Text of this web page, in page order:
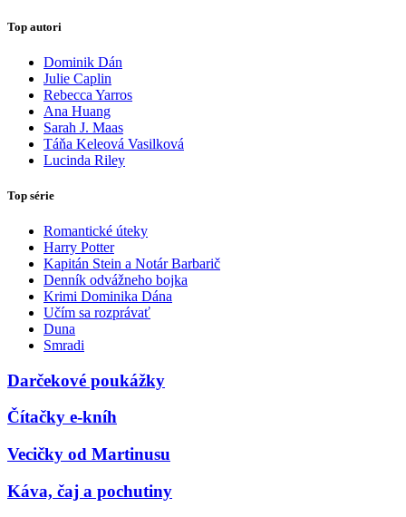
Top autori
Dominik Dán
Julie Caplin
Rebecca Yarros
Ana Huang
Sarah J. Maas
Táňa Keleová Vasilková
Lucinda Riley
Top série
Romantické úteky
Harry Potter
Kapitán Stein a Notár Barbarič
Denník odvážneho bojka
Krimi Dominika Dána
Učím sa rozprávať
Duna
Smradi
Darčekové poukážky
Čítačky e-kníh
Vecičky od Martinusu
Káva, čaj a pochutiny